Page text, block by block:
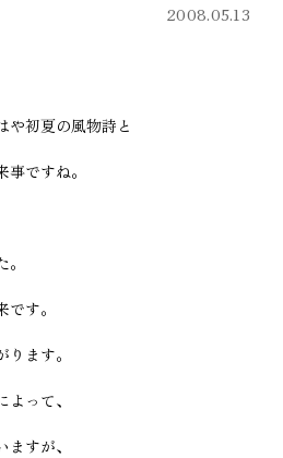
2008.05.13
や初夏の風物詩と
ですね。
す。
ます。
って、
すが、